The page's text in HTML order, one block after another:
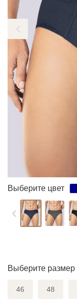
Выберите цвет
Выберите размер
46 48